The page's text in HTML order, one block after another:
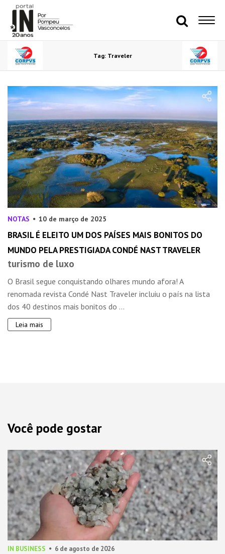
Tag: Traveler
NOTAS 10 de março de 2025
BRASIL É ELEITO UM DOS PAÍSES MAIS BONITOS DO
MUNDO PELA PRESTIGIADA CONDÉ NAST TRAVELER
turismo de luxo
O Brasil segue conquistando olhares mundo afora! A
renomada revista Condé Nast Traveler incluiu o país na lista
dos 40 destinos mais bonitos do ...
Leia mais
Você pode gostar
IN BUSINESS 6 de agosto de 2026